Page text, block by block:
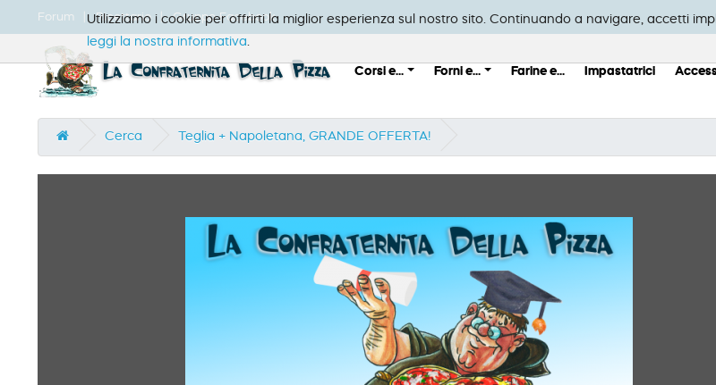
Forum Ricettario Gruppo Facebook
Corsi e... Forni e... Farine e... Impastatrici
Cerca Teglia + Napoletana, GRANDE OFFERTA!
Utilizziamo i cookie per offrirti la miglior esperienza sul nostro sito. Continuando a navigare, accetti
leggi la nostra informativa.